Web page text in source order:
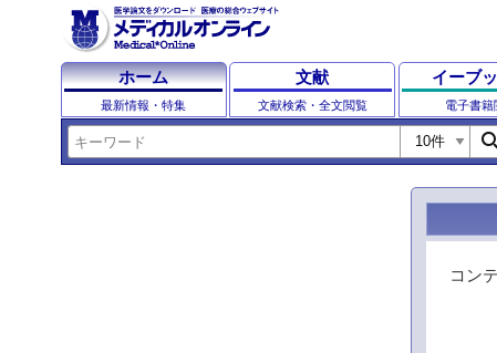
ホーム
最新情報・特集
文献
文献検索・全文閲覧
イーブ
電子書籍
コン